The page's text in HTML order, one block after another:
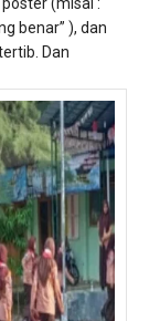
(misal :
benar” ), dan
Dan